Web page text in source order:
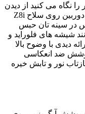
نگاه می کنید از دیدن
آن لذت می برید اما وقتی برای اولین بار با دوربین روی سلاح Z8i
نفس در سینه تان حبس
شیشه های فلوراید و
دیدی با وضوح بالا
ضد انعکاسی
نور و تابش خیره